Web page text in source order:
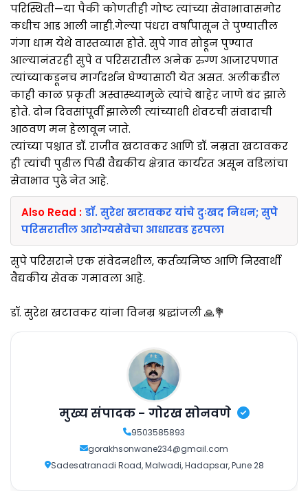
परिस्थिती—या पैकी कोणतीही गोष्ट त्यांच्या सेवाभावासमोर
कधीच आड आली नाही.गेल्या पंधरा वर्षांपासून ते पुण्यातील
गंगा धाम येथे वास्तव्यास होते. सुपे गाव सोडून पुण्यात
आल्यानंतरही सुपे व परिसरातील अनेक रुग्ण आजारपणात
त्यांच्याकडूनच मार्गदर्शन घेण्यासाठी येत असत. अलीकडील
काही काळ प्रकृती अस्वास्थ्यामुळे त्यांचे बाहेर जाणे बंद झाले
होते. दोन दिवसांपूर्वी झालेली त्यांच्याशी शेवटची संवादाची
आठवण मन हेलावून जाते.
त्यांच्या पश्चात डॉ. राजीव खटावकर आणि डॉ. नम्रता खटावकर
ही त्यांची पुढील पिढी वैद्यकीय क्षेत्रात कार्यरत असून वडिलांचा
सेवाभाव पुढे नेत आहे.
Also Read : डॉ. सुरेश खटावकर यांचे दुःखद निधन; सुपे
परिसरातील आरोग्यसेवेचा आधारवड हरपला
सुपे परिसराने एक संवेदनशील, कर्तव्यनिष्ठ आणि निस्वार्थी
वैद्यकीय सेवक गमावला आहे.
डॉ. सुरेश खटावकर यांना विनम्र श्रद्धांजली 🙏💐
मुख्य संपादक - गोरख सोनवणे
9503585893
gorakhsonwane234@gmail.com
Sadesatranadi Road, Malwadi, Hadapsar, Pune 28